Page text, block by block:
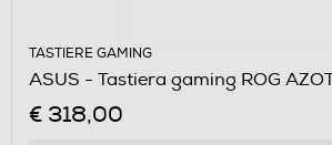
TASTIERE GAMING
ASUS - Tastiera gaming ROG
€ 318,00